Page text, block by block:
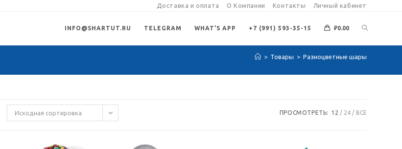
Доставка и оплата О Компании Контакты Личный кабинет
INFO@SHARTUT.RU TELEGRAM WHAT’S APP +7 (991) 593-35-15 ₽0.00
ПОИСК
> Товары > Разноцветные шары
Исходная сортировка ПРОСМОТРЕТЬ: 12 24 ВСЕ